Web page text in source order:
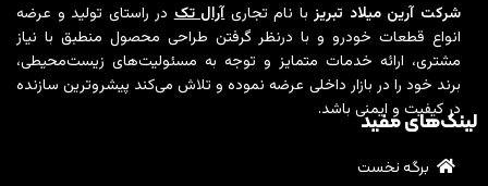
شرکت آرین میلاد تبریزبا نام تجاریآرال تکدر راستای تولید و عرضه
انواع قطعات خودرو و با درنظر گرفتن طراحی محصول منطبق با نیاز
مشتری، ارائه خدمات متمایز و توجه به مسئولیت‌های زیست‌محیطی،
برند خود را در بازار داخلی عرضه نموده و تلاش می‌کند پیشروترین سازنده
در کیفیت و ایمنی باشد.
لینک‌های مفید
برگه نخست